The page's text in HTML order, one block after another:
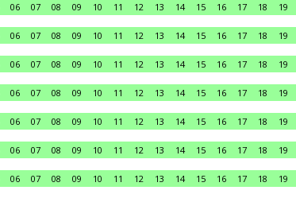
06 07 08 09 10 11 12 13 14 15 16 17 18 19
06 07 08 09 10 11 12 13 14 15 16 17 18 19
06 07 08 09 10 11 12 13 14 15 16 17 18 19
06 07 08 09 10 11 12 13 14 15 16 17 18 19
06 07 08 09 10 11 12 13 14 15 16 17 18 19
06 07 08 09 10 11 12 13 14 15 16 17 18 19
06 07 08 09 10 11 12 13 14 15 16 17 18 19